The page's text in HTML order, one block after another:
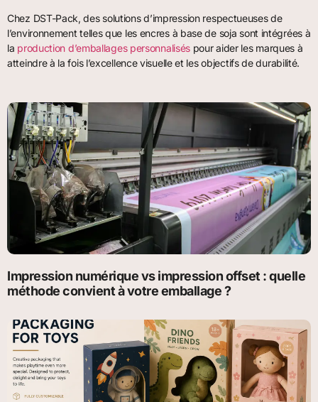
Chez DST-Pack, des solutions d’impression respectueuses de
l’environnement telles que les encres à base de soja sont intégrées à
la production d’emballages personnalisés pour aider les marques à
atteindre à la fois l’excellence visuelle et les objectifs de durabilité.
Impression numérique vs impression offset : quelle
méthode convient à votre emballage ?